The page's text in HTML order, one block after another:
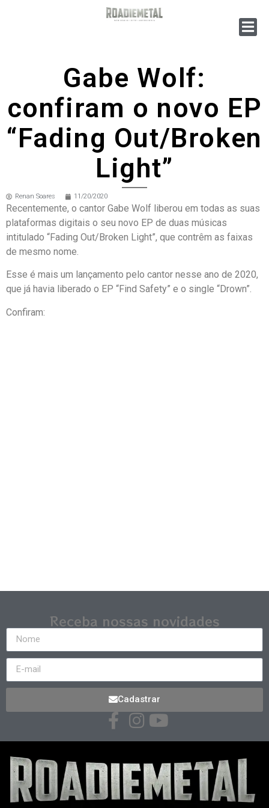
Gabe Wolf:
confiram o novo EP
“Fading Out/Broken
Light”
Renan Soares 11/20/2020
Recentemente, o cantor Gabe Wolf liberou em todas as suas
plataformas digitais o seu novo EP de duas músicas
intitulado “Fading Out/Broken Light”, que contrêm as faixas
de mesmo nome.
Esse é mais um lançamento pelo cantor nesse ano de 2020,
que já havia liberado o EP “Find Safety” e o single “Drown”.
Confiram:
Receba nossas novidades
Cadastrar